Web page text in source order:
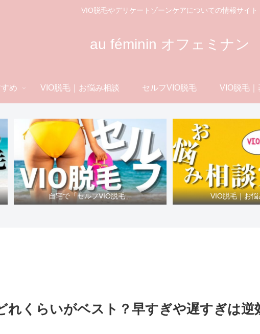
VIO脱毛やデリケートゾーンケアについての情報サイト
au féminin オフェミナン
め VIO脱毛｜お悩み相談 セルフVIO脱毛 VIO脱毛｜
自宅で「セルフVIO脱毛」 VIO脱毛｜お
れくらいがベスト？早すぎや遅すぎは逆